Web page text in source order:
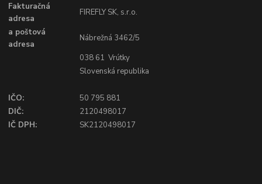
Fakturačná
adresa
FIREFLY SK, s.r.o.
a poštová
adresa
Nábrežná 3462/5
038 61 Vrútky
Slovenská republika
IČO:
50 795 881
DIČ:
2120498017
IČ DPH:
SK2120498017